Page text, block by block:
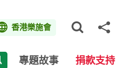
香港樂施會
專題故事 捐款支持